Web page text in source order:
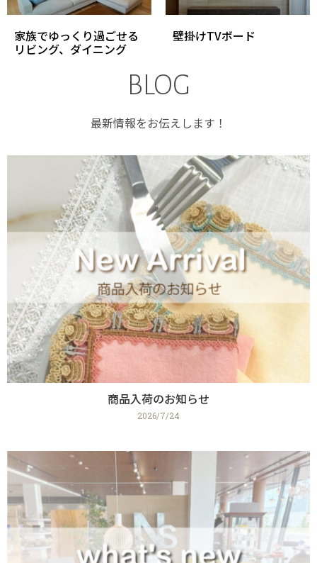
家族でゆっくり過ごせる
リビング、ダイニング
壁掛けTVボード
BLOG
最新情報をお伝えします！
商品入荷のお知らせ
2026/7/24